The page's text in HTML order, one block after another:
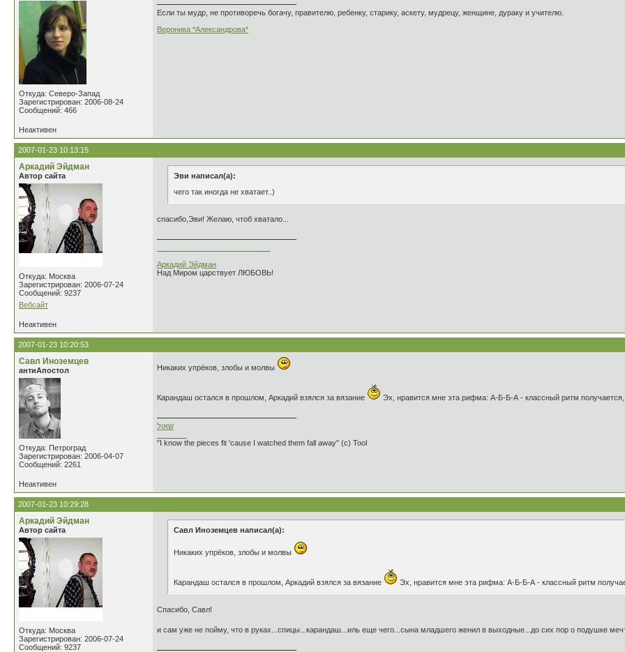
Откуда: Северо-Запад
Зарегистрирован: 2006-08-24
Сообщений: 466
Если ты мудр, не противоречь богачу, правителю, ребенку, старику, аскету, мудрецу, женщине, дураку и учителю.
Вероника *Александрова*
Неактивен
2007-01-23 10:13:15
Аркадий Эйдман
Автор сайта
Откуда: Москва
Зарегистрирован: 2006-07-24
Сообщений: 9237
Вебсайт
Эви написал(а):
чего так иногда не хватает..)
спасибо,Эви! Желаю, чтоб хватало...
Аркадий Эйдман
Над Миром царствует ЛЮБОВЬ!
Неактивен
2007-01-23 10:20:53
Савл Иноземцев
антиАпостол
Откуда: Петроград
Зарегистрирован: 2006-04-07
Сообщений: 2261
Никаких упрёков, злобы и молвы
Карандаш остался в прошлом, Аркадий взялся за вязание Эх, нравится мне эта рифма: А-Б-Б-А - классный ритм получается,
שאול
"I know the pieces fit 'cause I watched them fall away" (c) Tool
Неактивен
2007-01-23 10:29:28
Аркадий Эйдман
Автор сайта
Откуда: Москва
Зарегистрирован: 2006-07-24
Сообщений: 9237
Савл Иноземцев написал(а):
Никаких упрёков, злобы и молвы
Карандаш остался в прошлом, Аркадий взялся за вязание Эх, нравится мне эта рифма: А-Б-Б-А - классный ритм
Спасибо, Савл!
и сам уже не пойму, что в руках...спицы...карандаш...иль еще чего...сына младшего женил в выходные...до сих пор о подушке